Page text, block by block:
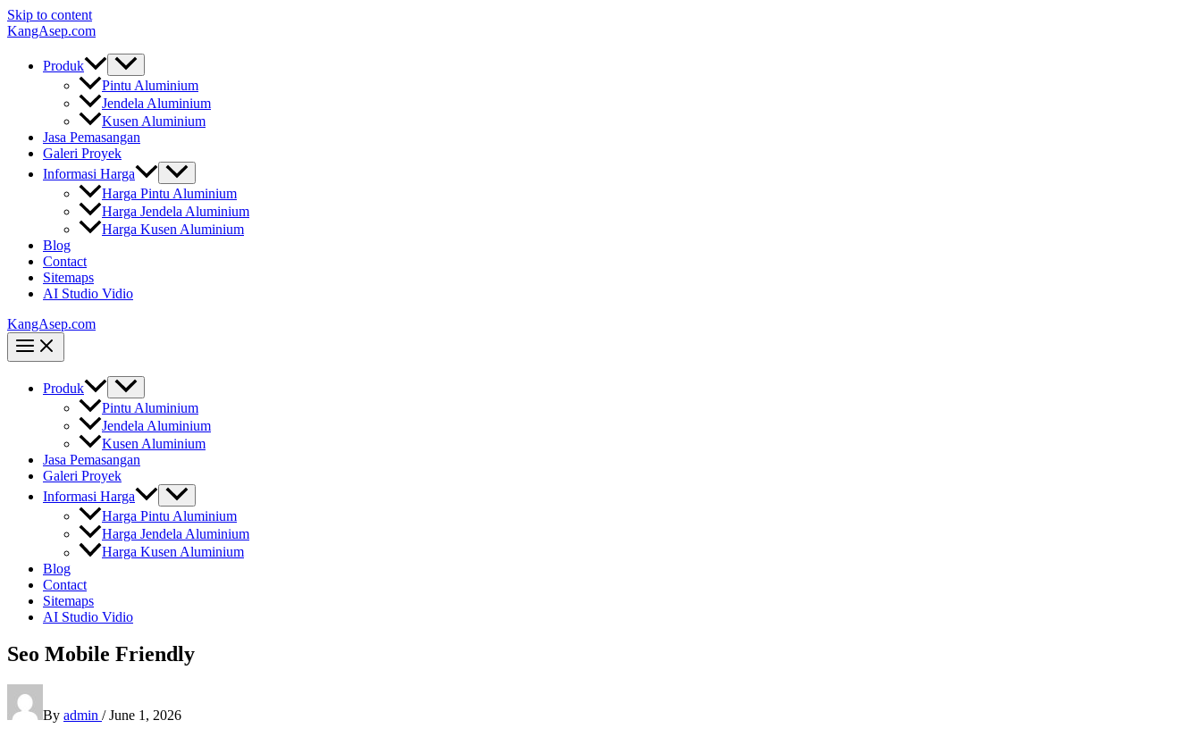
Skip to content
KangAsep.com
Produk
Pintu Aluminium
Jendela Aluminium
Kusen Aluminium
Jasa Pemasangan
Galeri Proyek
Informasi Harga
Harga Pintu Aluminium
Harga Jendela Aluminium
Harga Kusen Aluminium
Blog
Contact
Sitemaps
AI Studio Vidio
KangAsep.com
Produk
Pintu Aluminium
Jendela Aluminium
Kusen Aluminium
Jasa Pemasangan
Galeri Proyek
Informasi Harga
Harga Pintu Aluminium
Harga Jendela Aluminium
Harga Kusen Aluminium
Blog
Contact
Sitemaps
AI Studio Vidio
Seo Mobile Friendly
By admin /June 1, 2026